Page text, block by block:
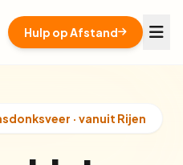
Hulp op Afstand
· vanuit Rijen